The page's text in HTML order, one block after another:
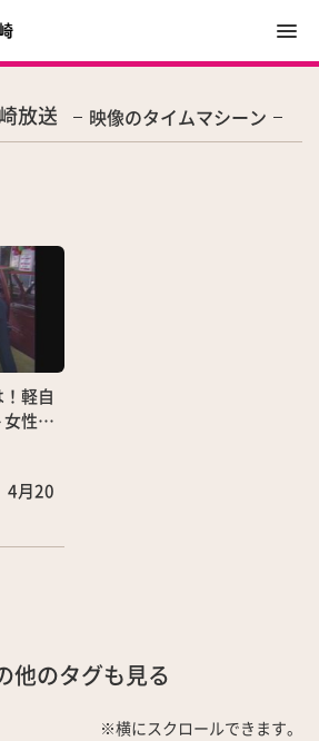
放送 映像のタイムマシーン
軽自
性ユ
4月20
他のタグも見る
※横にスクロールできます。